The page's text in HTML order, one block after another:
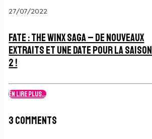
27/07/2022
Fate : The Winx Saga – De nouveaux
extraits et une date pour la Saison
2 !
En lire plus...
3 Comments